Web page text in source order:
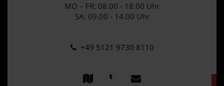
MO – FR: 08.00 - 18.00 Uhr
SA: 09.00 - 14.00 Uhr
+49 5121 9730 8110